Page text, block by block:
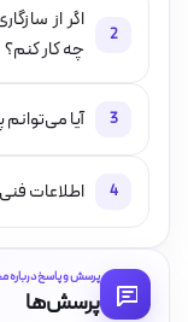
2
اگر از
چه کار کنم؟
3 آیا
4 اطلاعات
پرسش و پاسخ
پرسش‌ها